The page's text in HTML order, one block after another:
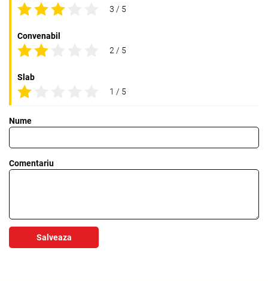
3 / 5
Convenabil
2 / 5
Slab
1 / 5
Nume
Comentariu
Salveaza